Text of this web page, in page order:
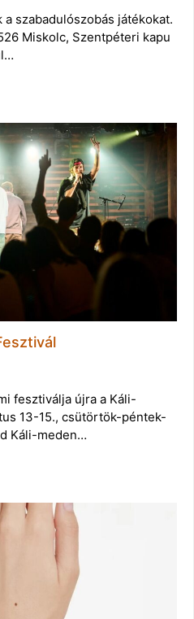
szabadulószobás játékokat.
Miskolc, Szentpéteri kapu
fesztiválja újra a Káli-
13-15., csütörtök-péntek-
Káli-meden…